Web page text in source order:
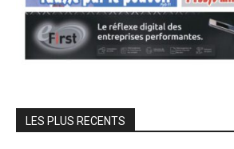
LES PLUS RECENTS